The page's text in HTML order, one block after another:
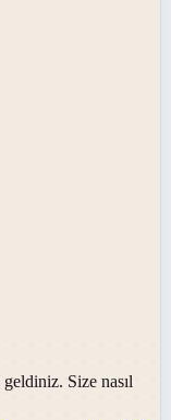
Size nasıl